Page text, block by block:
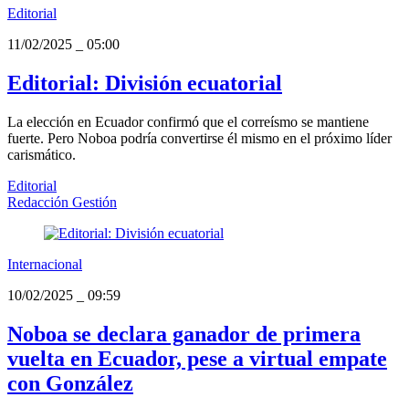
Editorial
11/02/2025
05:00
Editorial: División ecuatorial
La elección en Ecuador confirmó que el correísmo se mantiene
fuerte. Pero Noboa podría convertirse él mismo en el próximo líder
carismático.
Editorial
Redacción Gestión
Internacional
10/02/2025
09:59
Noboa se declara ganador de primera
vuelta en Ecuador, pese a virtual empate
con González